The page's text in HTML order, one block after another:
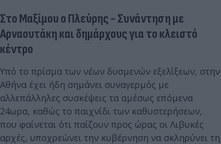
Στο Μαξίμου ο Πλεύρης - Συνάντηση με
Αρναουτάκη και δημάρχους για το κλειστό
κέντρο
Υπό το πρίσμα των νέων δυσμενών εξελίξεων, στην
Αθήνα έχει ήδη σημάνει συναγερμός με
αλλεπάλληλες συσκέψεις τα αμέσως επόμενα
24ωρα, καθώς το παιχνίδι των καθυστερήσεων,
που φαίνεται ότι παίζουν προς ώρας οι Λιβυκές
αρχές, υποχρεώνει την κυβέρνηση να σκληρύνει τη